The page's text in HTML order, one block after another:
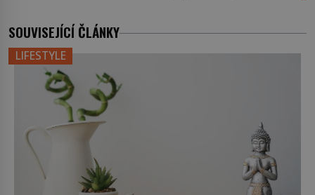
SOUVISEJÍCÍ ČLÁNKY
LIFESTYLE